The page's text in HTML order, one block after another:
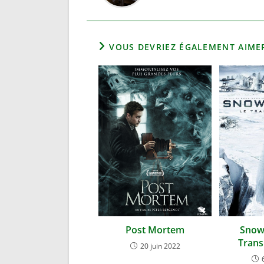
VOUS DEVRIEZ ÉGALEMENT
Post Mortem
20 juin 2022